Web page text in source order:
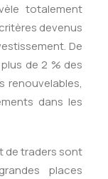
totalement
devenus
De
de 2 % des
renouvelables,
dans les
de traders sont
places